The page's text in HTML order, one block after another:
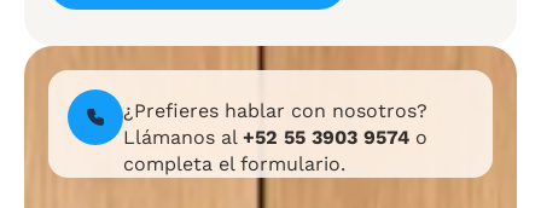
¿Prefieres hablar con nosotros?
Llámanos al +52 55 3903 9574 o
completa el formulario.